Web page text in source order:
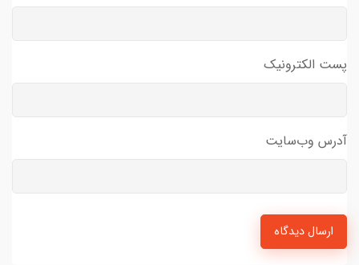
پست الکترونیک
آدرس وب‌سایت
ارسال دیدگاه